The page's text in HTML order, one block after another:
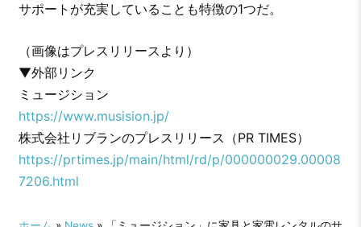
サポートが充実していることも特徴の1つだ。
（画像はプレスリリースより）
▼外部リンク
ミュージション
https://www.musision.jp/
株式会社リブランのプレスリリース（PR TIMES）
https://prtimes.jp/main/html/rd/p/000000029.00008
7206.html